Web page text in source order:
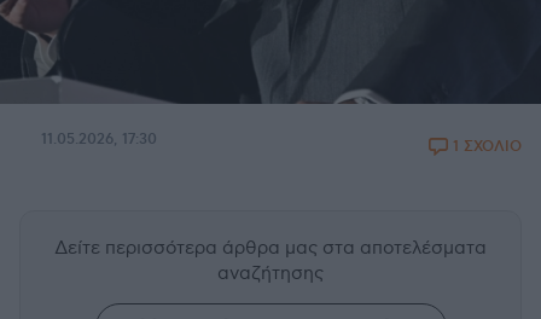
11.05.2026, 17:30 1 ΣΧΟΛΙΟ
Δείτε περισσότερα άρθρα μας στα αποτελέσματα
αναζήτησης